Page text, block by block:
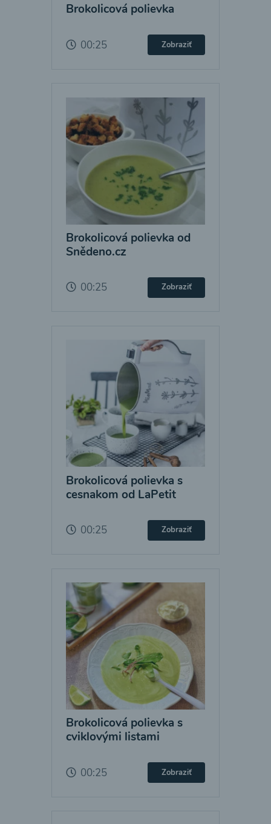
Brokolicová polievka
00:25 Zobraziť
Brokolicová polievka od
Snědeno.cz
00:25 Zobraziť
Brokolicová polievka s
cesnakom od LaPetit
00:25 Zobraziť
Brokolicová polievka s
cviklovými listami
00:25 Zobraziť